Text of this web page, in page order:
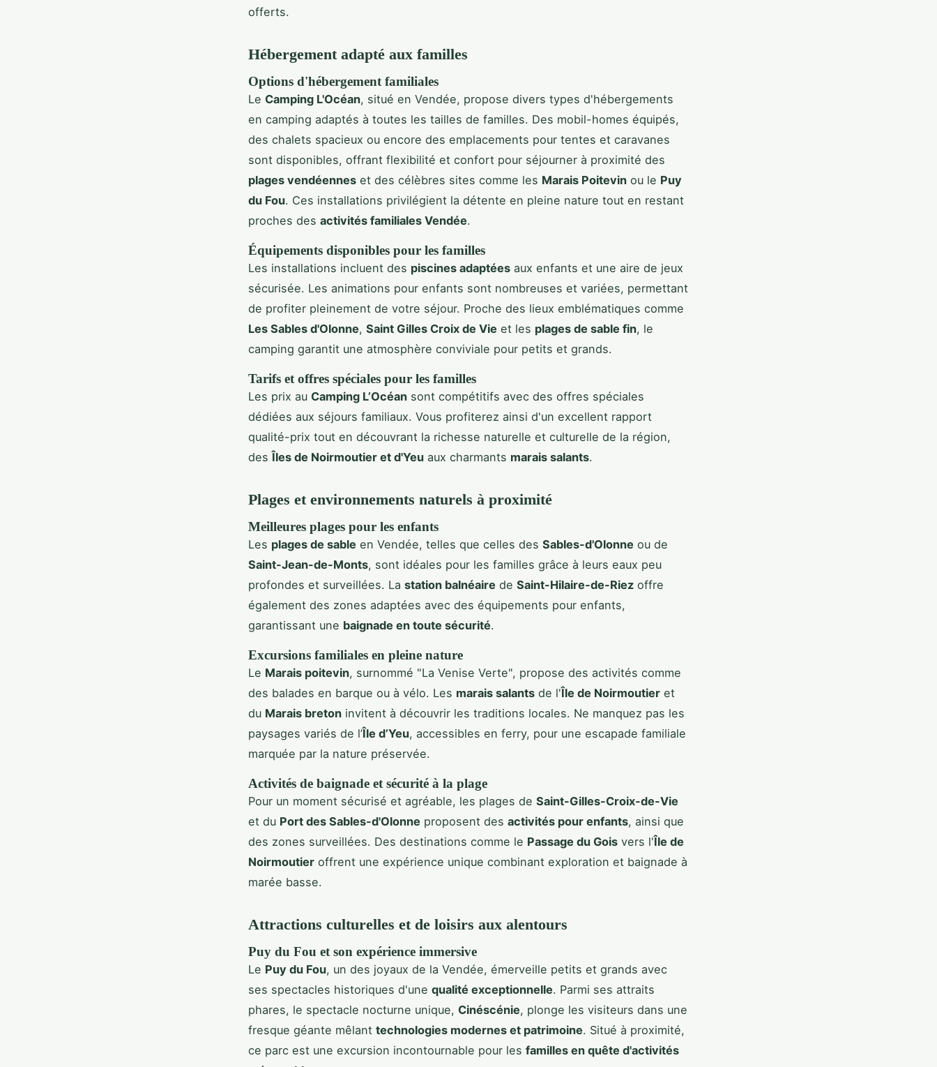
offerts.
Hébergement adapté aux familles
Options d'hébergement familiales
Le Camping L'Océan, situé en Vendée, propose divers types d'hébergements
en camping adaptés à toutes les tailles de familles. Des mobil-homes équipés,
des chalets spacieux ou encore des emplacements pour tentes et caravanes
sont disponibles, offrant flexibilité et confort pour séjourner à proximité des
plages vendéennes et des célèbres sites comme les Marais Poitevin ou le Puy
du Fou. Ces installations privilégient la détente en pleine nature tout en restant
proches des activités familiales Vendée.
Équipements disponibles pour les familles
Les installations incluent des piscines adaptées aux enfants et une aire de jeux
sécurisée. Les animations pour enfants sont nombreuses et variées, permettant
de profiter pleinement de votre séjour. Proche des lieux emblématiques comme
Les Sables d'Olonne, Saint Gilles Croix de Vie et les plages de sable fin, le
camping garantit une atmosphère conviviale pour petits et grands.
Tarifs et offres spéciales pour les familles
Les prix au Camping L’Océan sont compétitifs avec des offres spéciales
dédiées aux séjours familiaux. Vous profiterez ainsi d'un excellent rapport
qualité-prix tout en découvrant la richesse naturelle et culturelle de la région,
des Îles de Noirmoutier et d'Yeu aux charmants marais salants.
Plages et environnements naturels à proximité
Meilleures plages pour les enfants
Les plages de sable en Vendée, telles que celles des Sables-d'Olonne ou de
Saint-Jean-de-Monts, sont idéales pour les familles grâce à leurs eaux peu
profondes et surveillées. La station balnéaire de Saint-Hilaire-de-Riez offre
également des zones adaptées avec des équipements pour enfants,
garantissant une baignade en toute sécurité.
Excursions familiales en pleine nature
Le Marais poitevin, surnommé "La Venise Verte", propose des activités comme
des balades en barque ou à vélo. Les marais salants de l'Île de Noirmoutier et
du Marais breton invitent à découvrir les traditions locales. Ne manquez pas les
paysages variés de l’Île d’Yeu, accessibles en ferry, pour une escapade familiale
marquée par la nature préservée.
Activités de baignade et sécurité à la plage
Pour un moment sécurisé et agréable, les plages de Saint-Gilles-Croix-de-Vie
et du Port des Sables-d'Olonne proposent des activités pour enfants, ainsi que
des zones surveillées. Des destinations comme le Passage du Gois vers l'Île de
Noirmoutier offrent une expérience unique combinant exploration et baignade à
marée basse.
Attractions culturelles et de loisirs aux alentours
Puy du Fou et son expérience immersive
Le Puy du Fou, un des joyaux de la Vendée, émerveille petits et grands avec
ses spectacles historiques d'une qualité exceptionnelle. Parmi ses attraits
phares, le spectacle nocturne unique, Cinéscénie, plonge les visiteurs dans une
fresque géante mêlant technologies modernes et patrimoine. Situé à proximité,
ce parc est une excursion incontournable pour les familles en quête d'activités